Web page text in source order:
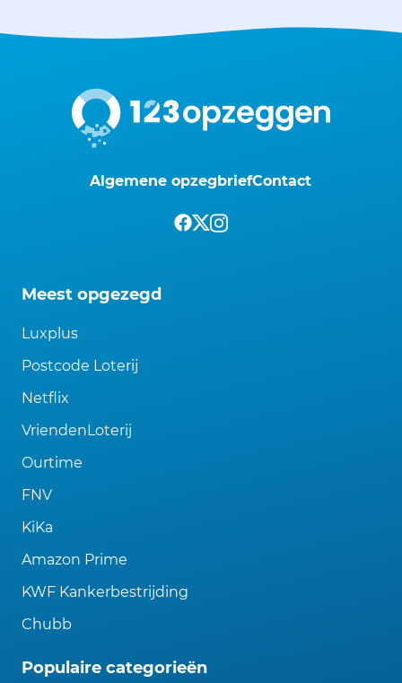
Algemene opzegbriefContact
Meest opgezegd
Luxplus
Postcode Loterij
Netflix
VriendenLoterij
Ourtime
FNV
KiKa
Amazon Prime
KWF Kankerbestrijding
Chubb
Populaire categorieën